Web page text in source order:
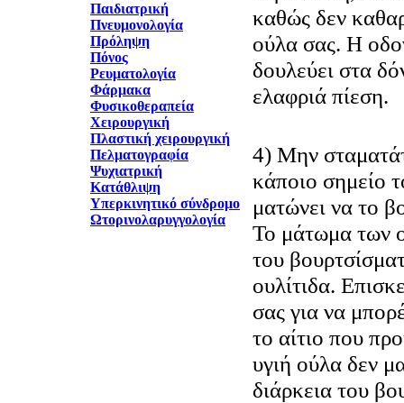
Παιδιατρική
Πνευμονολογία
Πρόληψη
Πόνος
Ρευματολογία
Φάρμακα
Φυσικοθεραπεία
Χειρουργική
Πλαστική χειρουργική
Πελματογραφία
Ψυχιατρική
Κατάθλιψη
Υπερκινητικό σύνδρομο
Ωτορινολαρυγγολογία
καθώς δεν
ούλα σας. Η
δουλεύει στα
ελαφριά πίεση.
4) Μην
κάποιο σημείο
ματώνει να το
Το μάτωμα των
του
ουλίτιδα.
σας για να
το αίτιο που
υγιή ούλα δεν
διάρκεια του